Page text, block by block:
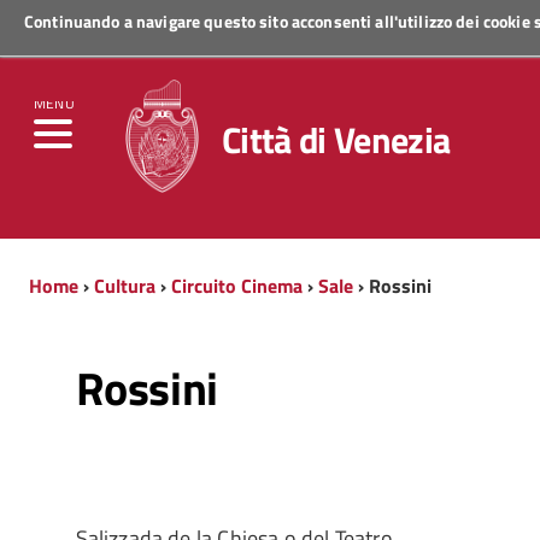
Continuando a navigare questo sito acconsenti all'utilizzo dei
MENU
Regione Veneto
Città di Venezia
Home›Cultura›Circuito Cinema›Sale› Rossini
Rossini